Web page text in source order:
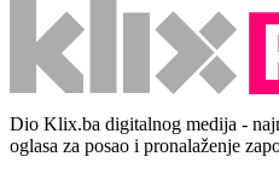
Dio Klix.ba digitalnog medija -
oglasa za posao i pronalaženje